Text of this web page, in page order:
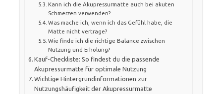
Kann ich die Akupressurmatte auch bei akuten
Schmerzen verwenden?
Was mache ich, wenn ich das Gefühl habe, die
Matte nicht vertrage?
Wie finde ich die richtige Balance zwischen
Nutzung und Erholung?
Kauf-Checkliste: So findest du die passende
Akupressurmatte für optimale Nutzung
Wichtige Hintergrundinformationen zur
Nutzungshäufigkeit der Akupressurmatte